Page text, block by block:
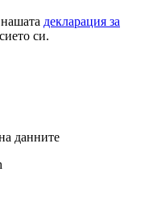
декларация за
си.
данните